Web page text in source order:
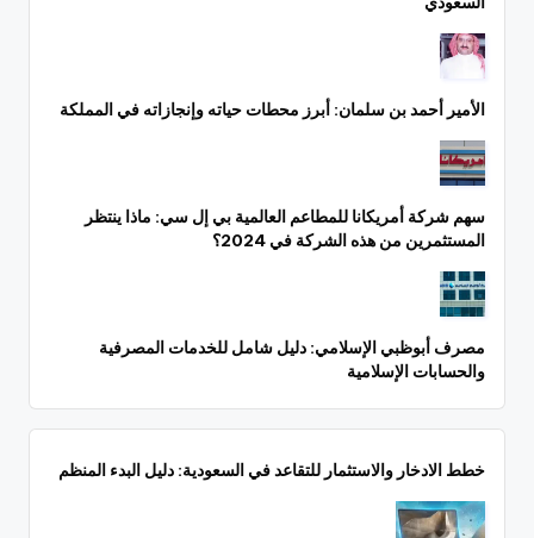
الأمير أحمد بن سلمان: أبرز محطات حياته وإنجازاته في المملكة
سهم شركة أمريكانا للمطاعم العالمية بي إل سي: ماذا ينتظر
المستثمرين من هذه الشركة في 2024؟
مصرف أبوظبي الإسلامي: دليل شامل للخدمات المصرفية
والحسابات الإسلامية
خطط الادخار والاستثمار للتقاعد في السعودية: دليل البدء المنظم